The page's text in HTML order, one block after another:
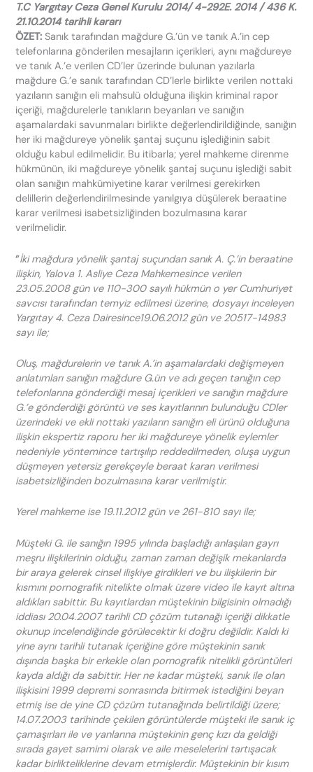
T.C Yargıtay Ceza Genel Kurulu 2014/ 4-292E. 2014 / 436 K.
21.10.2014 tarihli kararı
ÖZET: Sanık tarafından mağdure G.’ün ve tanık A.’in cep
telefonlarına gönderilen mesajların içerikleri, aynı mağdureye
ve tanık A.’e verilen CD’ler üzerinde bulunan yazılarla
mağdure G.’e sanık tarafından CD’lerle birlikte verilen nottaki
yazıların sanığın eli mahsulü olduğuna ilişkin kriminal rapor
içeriği, mağdurelerle tanıkların beyanları ve sanığın
aşamalardaki savunmaları birlikte değerlendirildiğinde, sanığın
her iki mağdureye yönelik şantaj suçunu işlediğinin sabit
olduğu kabul edilmelidir. Bu itibarla; yerel mahkeme direnme
hükmünün, iki mağdureye yönelik şantaj suçunu işlediği sabit
olan sanığın mahkûmiyetine karar verilmesi gerekirken
delillerin değerlendirilmesinde yanılgıya düşülerek beraatine
karar verilmesi isabetsizliğinden bozulmasına karar
verilmelidir.
‘’İki mağdura yönelik şantaj suçundan sanık A. Ç.’in beraatine
ilişkin, Yalova 1. Asliye Ceza Mahkemesince verilen
23.05.2008 gün ve 110-300 sayılı hükmün o yer Cumhuriyet
savcısı tarafından temyiz edilmesi üzerine, dosyayı inceleyen
Yargıtay 4. Ceza Dairesince19.06.2012 gün ve 20517-14983
sayı ile;
Oluş, mağdurelerin ve tanık A.’in aşamalardaki değişmeyen
anlatımları sanığın mağdure G.ün ve adı geçen tanığın cep
telefonlarına gönderdiği mesaj içerikleri ve sanığın mağdure
G.’e gönderdiği görüntü ve ses kayıtlarının bulunduğu CDler
üzerindeki ve ekli nottaki yazıların sanığın eli ürünü olduğuna
ilişkin ekspertiz raporu her iki mağdureye yönelik eylemler
nedeniyle yöntemince tartışılıp reddedilmeden, oluşa uygun
düşmeyen yetersiz gerekçeyle beraat kararı verilmesi
isabetsizliğinden bozulmasına karar verilmiştir.
Yerel mahkeme ise 19.11.2012 gün ve 261-810 sayı ile;
Müşteki G. ile sanığın 1995 yılında başladığı anlaşılan gayrı
meşru ilişkilerinin olduğu, zaman zaman değişik mekanlarda
bir araya gelerek cinsel ilişkiye girdikleri ve bu ilişkilerin bir
kısmını pornografik nitelikte olmak üzere video ile kayıt altına
aldıkları sabittir. Bu kayıtlardan müştekinin bilgisinin olmadığı
iddiası 20.04.2007 tarihli CD çözüm tutanağı içeriği dikkatle
okunup incelendiğinde görülecektir ki doğru değildir. Kaldı ki
yine aynı tarihli tutanak içeriğine göre müştekinin sanık
dışında başka bir erkekle olan pornografik nitelikli görüntüleri
kayda aldığı da sabittir. Her ne kadar müşteki, sanık ile olan
ilişkisini 1999 depremi sonrasında bitirmek istediğini beyan
etmiş ise de yine CD çözüm tutanağında belirtildiği üzere;
14.07.2003 tarihinde çekilen görüntülerde müşteki ile sanık iç
çamaşırları ile ve yanlarına müştekinin genç kızı da geldiği
sırada gayet samimi olarak ve aile meselelerini tartışacak
kadar birlikteliklerine devam etmişlerdir. Müştekinin bir kısım